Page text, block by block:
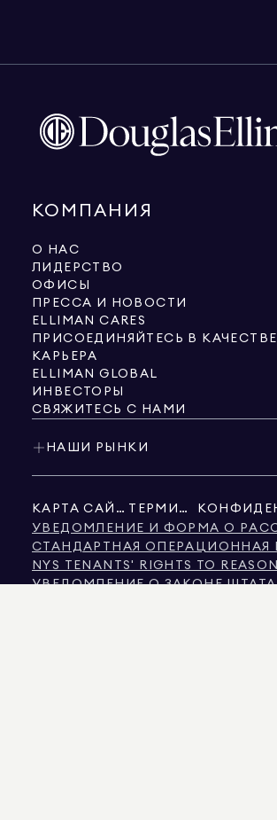
КОМПАНИЯ
О НАС
ЛИДЕРСТВО
ОФИСЫ
ПРЕССА И НОВОСТИ
ELLIMAN CARES
КАРЬЕРА
ELLIMAN GLOBAL
ИНВЕСТОРЫ
СВЯЖИТЕСЬ С НАМИ
НАШИ РЫНКИ
КАРТА САЙТА ТЕРМИНЫ
УВЕДОМЛЕНИЕ И ФОРМА О
СТАНДАРТНАЯ
NYS TENANTS' RIGHTS TO
УВЕДОМЛЕНИЕ О ЗАКОНЕ